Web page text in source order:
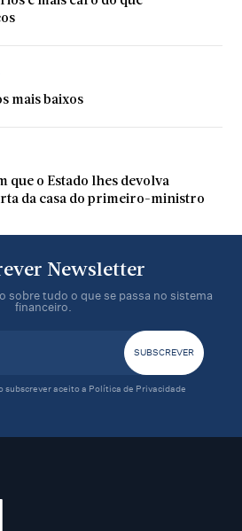
mais baixos
que o Estado lhes devolva
da casa do primeiro-ministro
Newsletter
sobre tudo o que se passa no sistema
financeiro.
subscrever aceito a Política de Privacidade